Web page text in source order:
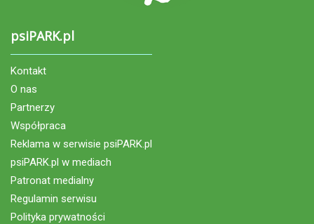
psiPARK.pl
Kontakt
O nas
Partnerzy
Współpraca
Reklama w serwisie psiPARK.pl
psiPARK.pl w mediach
Patronat medialny
Regulamin serwisu
Polityka prywatności